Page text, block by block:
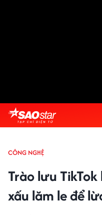
CÔNG NGHỆ
Trào lưu
xấu lăm le để